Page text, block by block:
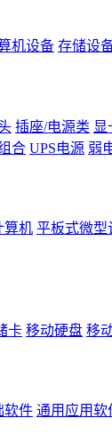
机设备 存储设
插座/电源类 显
合 UPS电源 弱
算机 平板式微型
卡 移动硬盘 移
软件 通用应用软